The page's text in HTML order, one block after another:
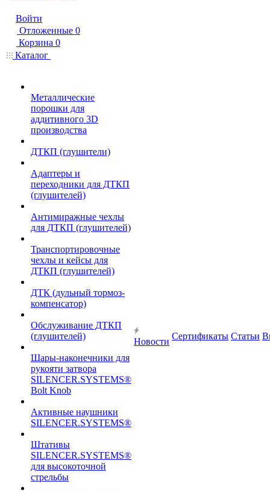
Войти
Отложенные 0
Корзина 0
Каталог
Металлические
порошки для
аддитивного 3D
производства
ДТКП (глушители)
Адаптеры и
переходники для ДТКП
(глушителей)
Антимиражные чехлы
для ДТКП (глушителей)
Транспортировочные
чехлы и кейсы для
ДТКП (глушителей)
ДТК (дульный тормоз-
компенсатор)
Обслуживание ДТКП
(глушителей)
Шары-наконечники для
рукояти затвора
SILENCER.SYSTEMS®
Bolt Knob
Активные наушники
SILENCER.SYSTEMS®
Штативы
SILENCER.SYSTEMS®
для высокоточной
стрельбы
Новости
Сертификаты Статьи